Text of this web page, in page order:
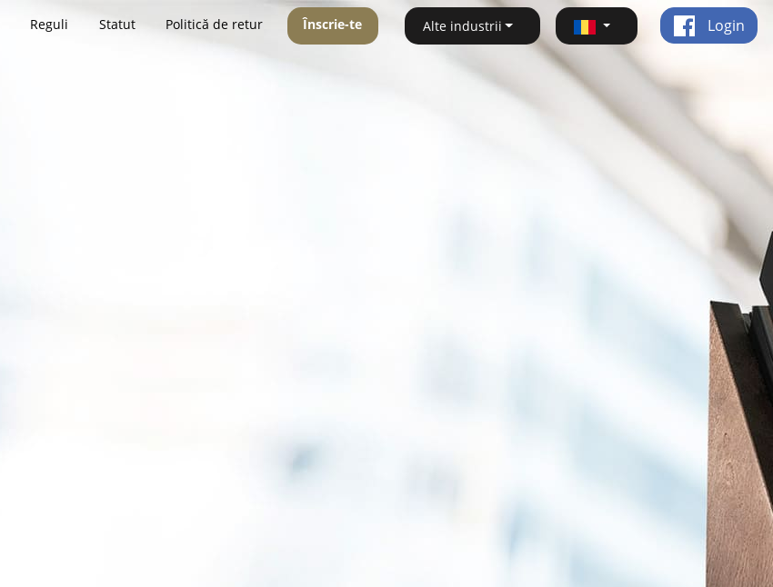
Reguli Statut Politică de retur Înscrie-te Alte industrii Login